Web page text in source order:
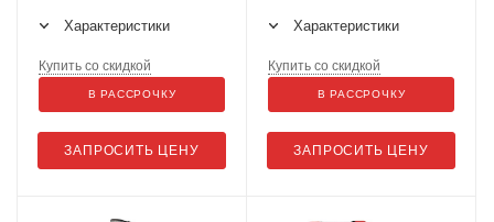
Характеристики
ЗАПРОСИТЬ ЦЕНУ
Купить со скидкой
В РАССРОЧКУ
Характеристики
ЗАПРОСИТЬ ЦЕНУ
Купить со скидкой
В РАССРОЧКУ